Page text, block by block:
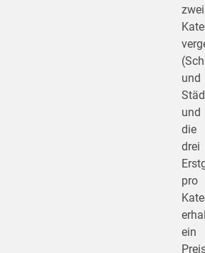
zwei
und
und
die
drei
pro
ein